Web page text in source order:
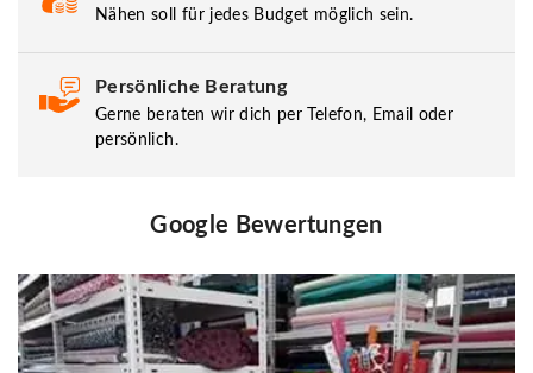
Nähen soll für jedes Budget möglich sein.
Persönliche Beratung
Gerne beraten wir dich per Telefon, Email oder
persönlich.
Google Bewertungen